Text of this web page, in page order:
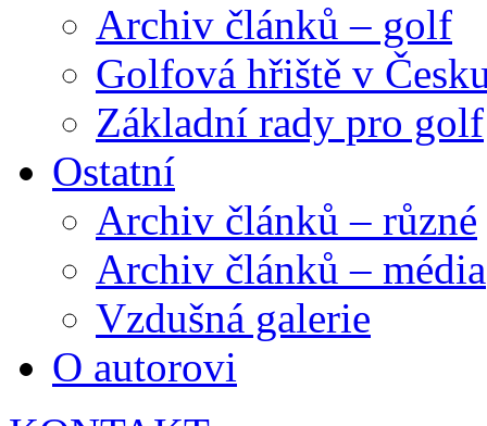
Archiv článků – golf
Golfová hřiště v
Základní rady pro golf
Ostatní
Archiv článků – různé
Archiv článků – média
Vzdušná galerie
O autorovi